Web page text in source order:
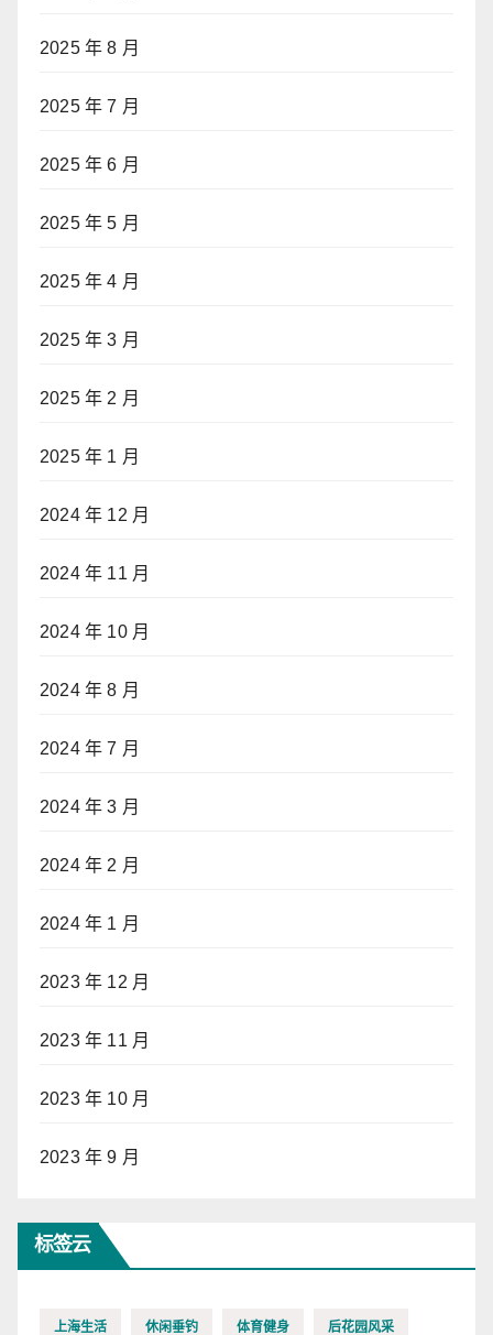
2025 年 8 月
2025 年 7 月
2025 年 6 月
2025 年 5 月
2025 年 4 月
2025 年 3 月
2025 年 2 月
2025 年 1 月
2024 年 12 月
2024 年 11 月
2024 年 10 月
2024 年 8 月
2024 年 7 月
2024 年 3 月
2024 年 2 月
2024 年 1 月
2023 年 12 月
2023 年 11 月
2023 年 10 月
2023 年 9 月
标签云
上海生活 休闲垂钓 体育健身 后花园风采